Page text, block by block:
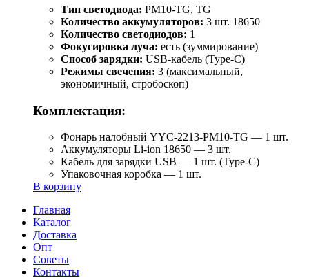
Тип светодиода: PM10-TG, TG
Количество аккумуляторов: 3 шт. 18650
Количество светодиодов: 1
Фокусировка луча: есть (зуммирование)
Способ зарядки: USB-кабель (Type-C)
Режимы свечения: 3 (максимальный,
экономичный, стробоскоп)
Комплектация:
Фонарь налобный YYC-2213-PM10-TG — 1 шт.
Аккумуляторы Li-ion 18650 — 3 шт.
Кабель для зарядки USB — 1 шт. (Type-C)
Упаковочная коробка — 1 шт.
В корзину
Главная
Каталог
Доставка
Опт
Советы
Контакты